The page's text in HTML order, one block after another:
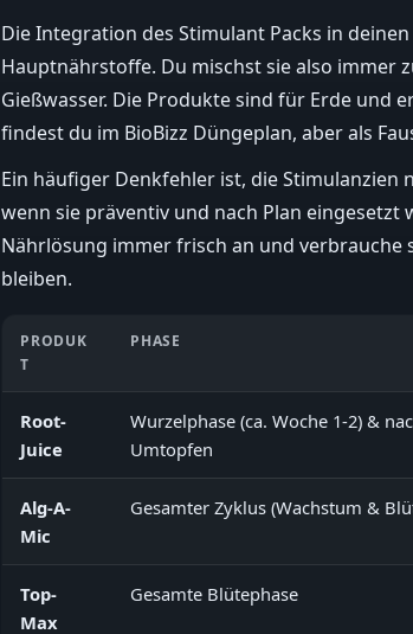
Die Integration des Stimulant Packs in
Hauptnährstoffe. Du mischst sie also immer
Gießwasser. Die Produkte sind für Erde und
findest du im BioBizz Düngeplan, aber als
Ein häufiger Denkfehler ist, die
wenn sie präventiv und nach Plan
Nährlösung immer frisch an und verbrauche
bleiben.
PRODUK
T
PHASE
Root-
Juice
Wurzelphase (ca. Woche 1-2) &
Umtopfen
Alg-A-
Mic
Gesamter Zyklus (Wachstum &
Top-
Max
Gesamte Blütephase